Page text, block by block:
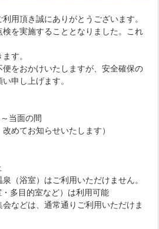
用頂き誠にありがとうございます。
を実施することとなりました。これ
す。
をおかけいたしますが、安全確保の
申し上げます。
当面の間
めてお知らせいたします）
浴室）はご利用いただけません。
多目的室など）は利用可能
どは、通常通りご利用いただけま